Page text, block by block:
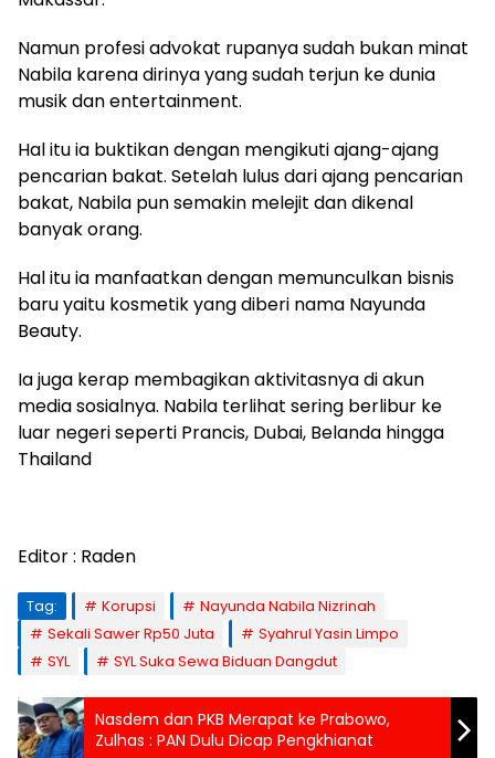
Namun profesi advokat rupanya sudah bukan minat
Nabila karena dirinya yang sudah terjun ke dunia
musik dan entertainment.
Hal itu ia buktikan dengan mengikuti ajang-ajang
pencarian bakat. Setelah lulus dari ajang pencarian
bakat, Nabila pun semakin melejit dan dikenal
banyak orang.
Hal itu ia manfaatkan dengan memunculkan bisnis
baru yaitu kosmetik yang diberi nama Nayunda
Beauty.
Ia juga kerap membagikan aktivitasnya di akun
media sosialnya. Nabila terlihat sering berlibur ke
luar negeri seperti Prancis, Dubai, Belanda hingga
Thailand
Editor : Raden
Tag: Korupsi
Nayunda Nabila Nizrinah
Sekali Sawer Rp50 Juta
Syahrul Yasin Limpo
SYL
SYL Suka Sewa Biduan Dangdut
Nasdem dan PKB Merapat ke Prabowo,
Zulhas : PAN Dulu Dicap Pengkhianat